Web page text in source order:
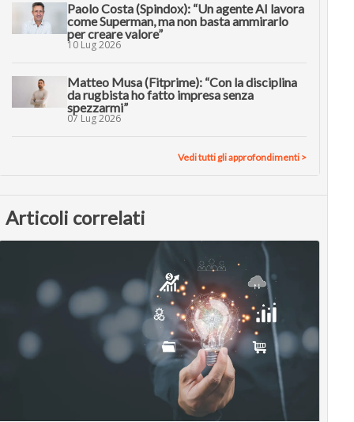
Paolo Costa (Spindox): “Un agente AI lavora
come Superman, ma non basta ammirarlo
per creare valore”
10 Lug 2026
Matteo Musa (Fitprime): “Con la disciplina
da rugbista ho fatto impresa senza
spezzarmi”
07 Lug 2026
Vedi tutti gli approfondimenti >
Articoli correlati